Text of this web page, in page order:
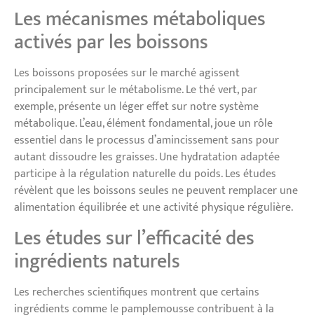
Les mécanismes métaboliques
activés par les boissons
Les boissons proposées sur le marché agissent
principalement sur le métabolisme. Le thé vert, par
exemple, présente un léger effet sur notre système
métabolique. L’eau, élément fondamental, joue un rôle
essentiel dans le processus d’amincissement sans pour
autant dissoudre les graisses. Une hydratation adaptée
participe à la régulation naturelle du poids. Les études
révèlent que les boissons seules ne peuvent remplacer une
alimentation équilibrée et une activité physique régulière.
Les études sur l’efficacité des
ingrédients naturels
Les recherches scientifiques montrent que certains
ingrédients comme le pamplemousse contribuent à la